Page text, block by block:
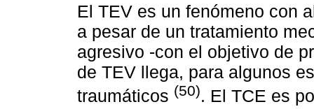
El TEV es un fenómeno con
a pesar de un tratamiento
agresivo -con el objetivo de
de TEV llega, para algunos
traumáticos (50). El TCE es